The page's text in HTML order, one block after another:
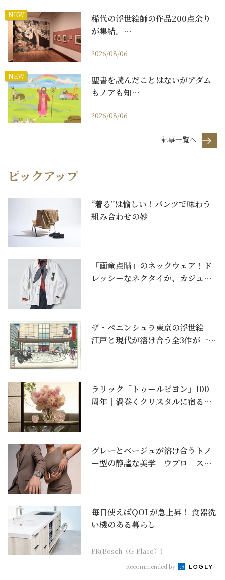
NEW
稀代の浮世絵師の作品200点余り
が集結。…
2026/08/06
NEW
聖書を読んだことはないがアダム
もノアも知…
2026/08/06
記事一覧へ
ピックアップ
“着る”は愉しい！パンツで味わう
組み合わせの妙
「画竜点睛」のネックウェア！ド
レッシーなネクタイか、カジュア
ザ・ペニンシュラ東京の浮世絵｜
江戸と現代が溶け合う全3作が一般
ラリック「トゥールビヨン」100
周年｜渦巻くクリスタルに宿る一
グレーとベージュが溶け合うトノ
ー型の静謐な美学｜ウブロ「スピ
毎日使えばQOLが急上昇！ 食器洗
い機のある暮らし
PR(Bosch（G-Place）)
Recommended by